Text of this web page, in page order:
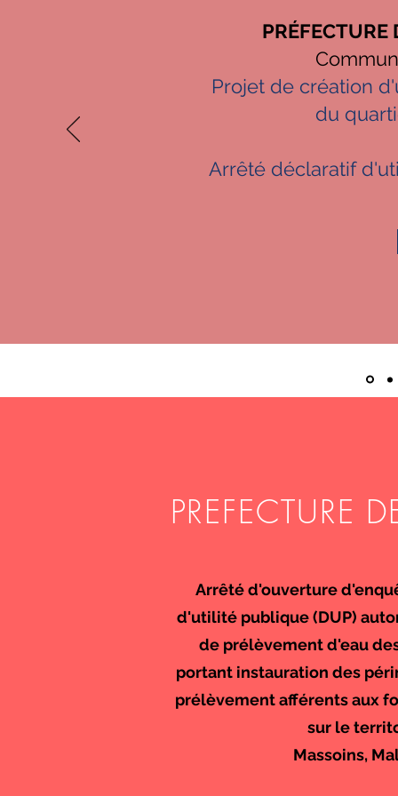
PRÉFECTURE
Projet de création
du
Arrêté déclaratif
PREFECTURE
Arrêté d'ouverture
d'utilité publique (DUP)
de prélèvement d'eau
portant instauration des
prélèvement afférents aux
sur le
Massoins,